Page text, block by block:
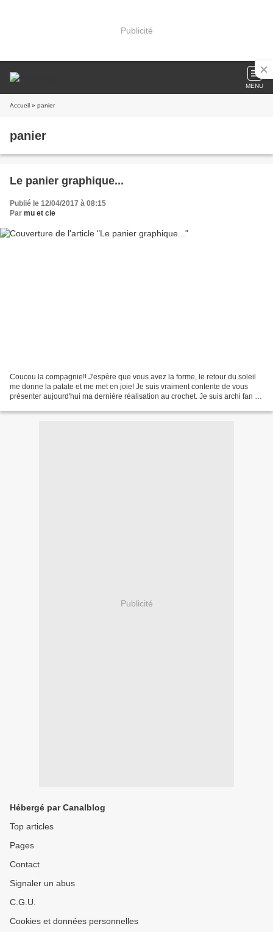
Publicité
MENU
Accueil » panier
panier
Le panier graphique...
Publié le 12/04/2017 à 08:15
Par mu et cie
Coucou la compagnie!! J'espère que vous avez la forme, le retour du soleil
me donne la patate et me met en joie! Je suis vraiment contente de vous
présenter aujourd'hui ma dernière réalisation au crochet. Je suis archi fan de
Publicité
Hébergé par Canalblog
Top articles
Pages
Contact
Signaler un abus
C.G.U.
Cookies et données personnelles